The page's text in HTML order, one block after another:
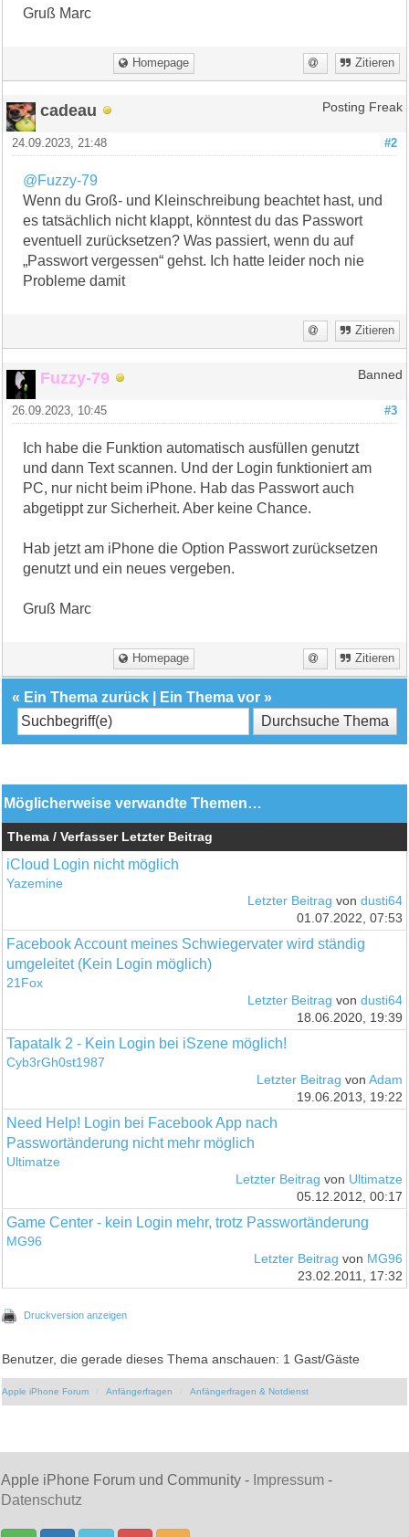
Gruß Marc
Homepage Zitieren
cadeau Posting Freak
#2
24.09.2023, 21:48
@Fuzzy-79
Wenn du Groß- und Kleinschreibung beachtet hast, und
es tatsächlich nicht klappt, könntest du das Passwort
eventuell zurücksetzen? Was passiert, wenn du auf
„Passwort vergessen“ gehst. Ich hatte leider noch nie
Probleme damit
Zitieren
Fuzzy-79 Banned
#3
26.09.2023, 10:45
Ich habe die Funktion automatisch ausfüllen genutzt
und dann Text scannen. Und der Login funktioniert am
PC, nur nicht beim iPhone. Hab das Passwort auch
abgetippt zur Sicherheit. Aber keine Chance.
Hab jetzt am iPhone die Option Passwort zurücksetzen
genutzt und ein neues vergeben.
Gruß Marc
Homepage Zitieren
« Ein Thema zurück Ein Thema vor »
Möglicherweise verwandte Themen…
Thema / Verfasser Letzter Beitrag
iCloud Login nicht möglich
Yazemine
Letzter Beitrag von dusti64
01.07.2022, 07:53
Facebook Account meines Schwiegervater wird ständig
umgeleitet (Kein Login möglich)
21Fox
Letzter Beitrag von dusti64
18.06.2020, 19:39
Tapatalk 2 - Kein Login bei iSzene möglich!
Cyb3rGh0st1987
Letzter Beitrag von Adam
19.06.2013, 19:22
Need Help! Login bei Facebook App nach
Passwortänderung nicht mehr möglich
Ultimatze
Letzter Beitrag von Ultimatze
05.12.2012, 00:17
Game Center - kein Login mehr, trotz Passwortänderung
MG96
Letzter Beitrag von MG96
23.02.2011, 17:32
Druckversion anzeigen
Benutzer, die gerade dieses Thema anschauen: 1 Gast/Gäste
Apple iPhone Forum Anfängerfragen Anfängerfragen & Notdienst
Apple iPhone Forum und Community - Impressum -
Datenschutz